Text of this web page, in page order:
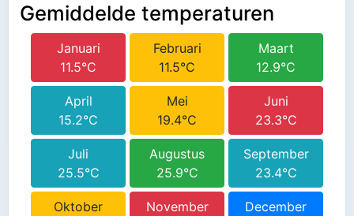
Gemiddelde temperaturen
Januari
11.5°C
Februari
11.5°C
Maart
12.9°C
April
15.2°C
Mei
19.4°C
Juni
23.3°C
Juli
25.5°C
Augustus
25.9°C
September
23.4°C
Oktober
November
December